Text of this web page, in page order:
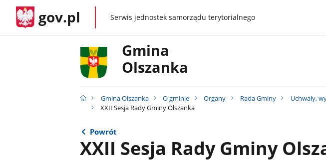
gov.pl gov.plSerwis jednostek samorządu terytorialnego
Gmina
Olszanka
Gmina Olszanka O gminie Organy Rada Gminy Uchwały,
XXII Sesja Rady Gminy Olszanka
Powrót
XXII Sesja Rady Gminy